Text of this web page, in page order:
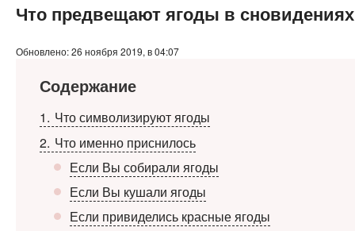
Что предвещают ягоды в сновидениях
Обновлено: 26 ноября 2019, в 04:07
Содержание
1
Что символизируют ягоды
2 Что именно приснилось
Если Вы собирали ягоды
Если Вы кушали ягоды
Если привиделись красные ягоды